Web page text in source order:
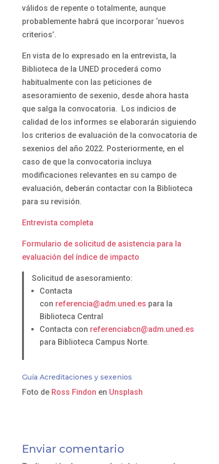
válidos de repente o totalmente, aunque
probablemente habrá que incorporar ‘nuevos
criterios’.
En vista de lo expresado en la entrevista, la
Biblioteca de la UNED procederá como
habitualmente con las peticiones de
asesoramiento de sexenio, desde ahora hasta
que salga la convocatoria. Los indicios de
calidad de los informes se elaborarán siguiendo
los criterios de evaluación de la convocatoria de
sexenios del año 2022. Posteriormente, en el
caso de que la convocatoria incluya
modificaciones relevantes en su campo de
evaluación, deberán contactar con la Biblioteca
para su revisión.
Entrevista completa
Formulario de solicitud de asistencia para la
evaluación del índice de impacto
Solicitud de asesoramiento:
Contacta
con referencia@adm.uned.es para la
Biblioteca Central
Contacta con referenciabcn@adm.uned.es
para Biblioteca Campus Norte.
Guía Acreditaciones y sexenios
Foto de Ross Findon en Unsplash
Enviar comentario